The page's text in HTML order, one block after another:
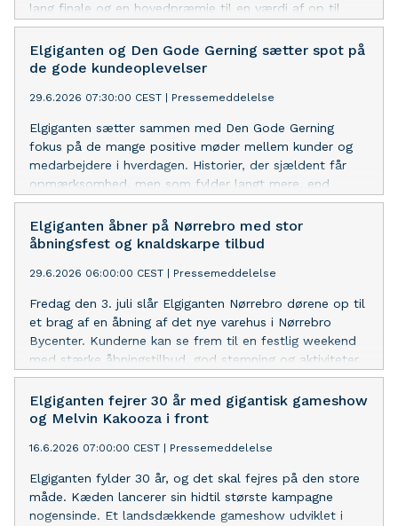
lang finale og en hovedpræmie til en værdi af op til
500.000 kroner.
Elgiganten og Den Gode Gerning sætter spot på
de gode kundeoplevelser
29.6.2026 07:30:00 CEST Pressemeddelelse
Elgiganten sætter sammen med Den Gode Gerning
fokus på de mange positive møder mellem kunder og
medarbejdere i hverdagen. Historier, der sjældent får
opmærksomhed, men som fylder langt mere, end
mange tror.
Elgiganten åbner på Nørrebro med stor
åbningsfest og knaldskarpe tilbud
29.6.2026 06:00:00 CEST Pressemeddelelse
Fredag den 3. juli slår Elgiganten Nørrebro dørene op til
et brag af en åbning af det nye varehus i Nørrebro
Bycenter. Kunderne kan se frem til en festlig weekend
med stærke åbningstilbud, god stemning og aktiviteter.
Elgiganten fejrer 30 år med gigantisk gameshow
og Melvin Kakooza i front
16.6.2026 07:00:00 CEST Pressemeddelelse
Elgiganten fylder 30 år, og det skal fejres på den store
måde. Kæden lancerer sin hidtil største kampagne
nogensinde. Et landsdækkende gameshow udviklet i